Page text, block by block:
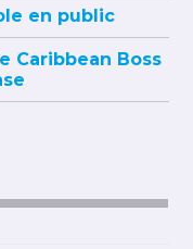
en public
Caribbean Boss